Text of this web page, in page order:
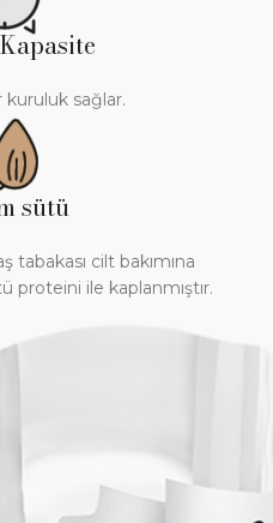
kuruluk sağlar.
sütü
tabakası cilt bakımına
proteini ile kaplanmıştır.